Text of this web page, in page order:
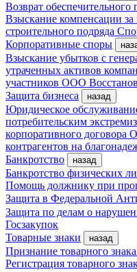
Возврат обеспечительного
Взыскание компенсации за
строительного подряда
Корпоративные споры
Взыскание убытков с
утраченных активов
участников ООО
Защита бизнеса
назад
Юридическое
потребительским
корпоративного договора
контрагентов на
Банкротство
назад
Банкротство физических
Помощь должнику при
Защита в Федеральной
Защита по делам о
Госзакупок
Товарные знаки
назад
Признание товарного
Регистрация товарного